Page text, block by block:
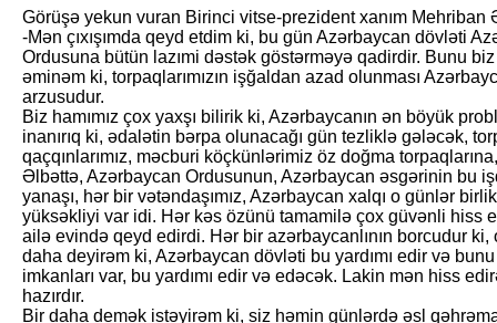
Görüşə yekun vuran Birinci vitse-prezident xanım Mehriban
-Mən çıxışımda qeyd etdim ki, bu gün Azərbaycan dövləti
Ordusuna bütün lazımi dəstək göstərməyə qadirdir. Bunu
əminəm ki, torpaqlarımızın işğaldan azad olunması
arzusudur.
Biz hamımız çox yaxşı bilirik ki, Azərbaycanın ən böyük
inanırıq ki, ədalətin bərpa olunacağı gün tezliklə gələcək,
qaçqınlarımız, məcburi köçkünlərimiz öz doğma
Əlbəttə, Azərbaycan Ordusunun, Azərbaycan əsgərinin bu
yanaşı, hər bir vətəndaşımız, Azərbaycan xalqı o günlər
yüksəkliyi var idi. Hər kəs özünü tamamilə çox güvənli hiss
ailə evində qeyd edirdi. Hər bir azərbaycanlının borcudur
daha deyirəm ki, Azərbaycan dövləti bu yardımı edir və
imkanları var, bu yardımı edir və edəcək. Lakin mən hiss
hazırdır.
Bir daha demək istəyirəm ki, siz həmin günlərdə əsl